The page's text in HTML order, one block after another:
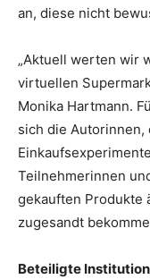
an, diese nicht
„Aktuell werten wir
virtuellen
Monika Hartmann.
sich die
Teilnehmerinnen
gekauften Produkte
zugesandt
Beteiligte